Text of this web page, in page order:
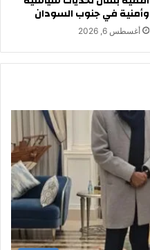
وأمنية في جنوب السودان
أغسطس 6, 2026